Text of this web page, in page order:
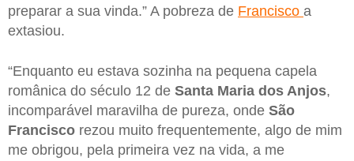
preparar a sua vinda.” A pobreza de Francisco a
extasiou.
“Enquanto eu estava sozinha na pequena capela
românica do século 12 de Santa Maria dos Anjos,
incomparável maravilha de pureza, onde São
Francisco rezou muito frequentemente, algo de mim
me obrigou, pela primeira vez na vida, a me